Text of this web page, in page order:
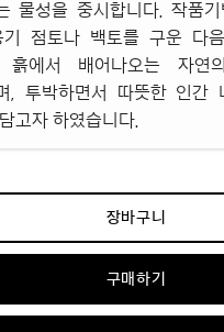
물성을 중시합니다. 작품기
기 점토나 백토를 구운 다
흙에서 배어나오는 자연
, 투박하면서 따뜻한 인간
고자 하였습니다.
장바구니
구매하기